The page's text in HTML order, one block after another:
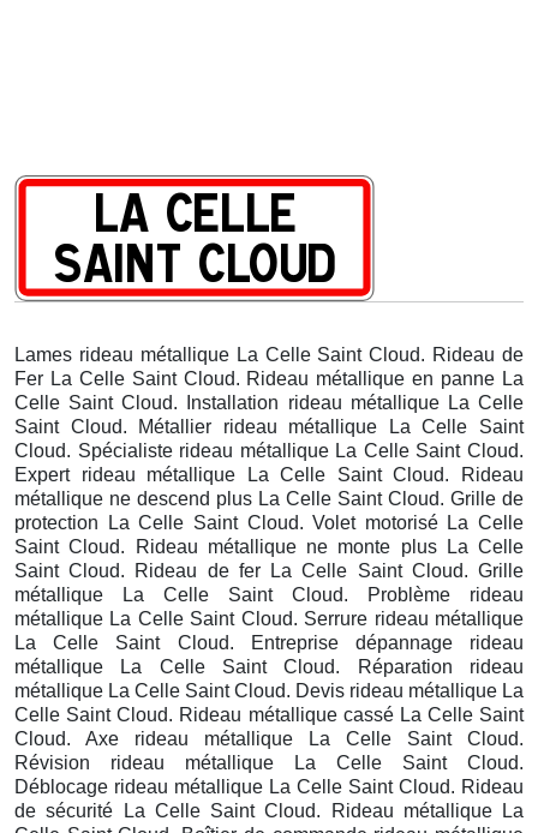
Lames rideau métallique La Celle Saint Cloud. Rideau de
Fer La Celle Saint Cloud. Rideau métallique en panne La
Celle Saint Cloud. Installation rideau métallique La Celle
Saint Cloud. Métallier rideau métallique La Celle Saint
Cloud. Spécialiste rideau métallique La Celle Saint Cloud.
Expert rideau métallique La Celle Saint Cloud. Rideau
métallique ne descend plus La Celle Saint Cloud. Grille de
protection La Celle Saint Cloud. Volet motorisé La Celle
Saint Cloud. Rideau métallique ne monte plus La Celle
Saint Cloud. Rideau de fer La Celle Saint Cloud. Grille
métallique La Celle Saint Cloud. Problème rideau
métallique La Celle Saint Cloud. Serrure rideau métallique
La Celle Saint Cloud. Entreprise dépannage rideau
métallique La Celle Saint Cloud. Réparation rideau
métallique La Celle Saint Cloud. Devis rideau métallique La
Celle Saint Cloud. Rideau métallique cassé La Celle Saint
Cloud. Axe rideau métallique La Celle Saint Cloud.
Révision rideau métallique La Celle Saint Cloud.
Déblocage rideau métallique La Celle Saint Cloud. Rideau
de sécurité La Celle Saint Cloud. Rideau métallique La